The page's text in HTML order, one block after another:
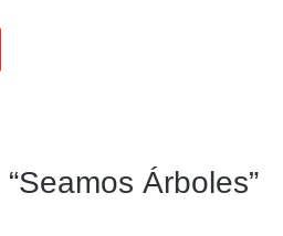
Árboles”